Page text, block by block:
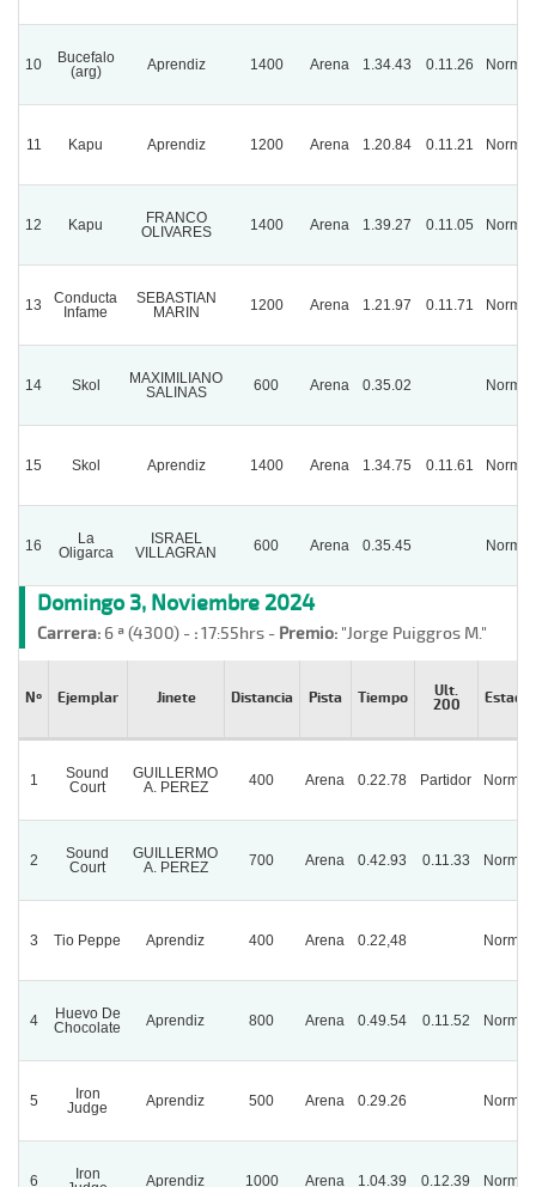
10
Bucefalo
(arg)
Aprendiz 1400 Arena 1.34.43 0.11.26 Normal
11 Kapu Aprendiz 1200 Arena 1.20.84 0.11.21 Normal
12 Kapu
FRANCO
OLIVARES
1400 Arena 1.39.27 0.11.05 Normal
13
Conducta
Infame
SEBASTIAN
MARIN
1200 Arena 1.21.97 0.11.71 Normal
14 Skol
MAXIMILIANO
SALINAS
600 Arena 0.35.02 Normal
15 Skol Aprendiz 1400 Arena 1.34.75 0.11.61 Normal
16
La
Oligarca
ISRAEL
VILLAGRAN
600 Arena 0.35.45 Normal
Domingo 3, Noviembre 2024
Carrera: 6 ª (4300) - :17:55hrs - Premio: "Jorge Puiggros M."
Nº Ejemplar Jinete Distancia Pista Tiempo
Ult.
200
Estado
1
Sound
Court
GUILLERMO
A. PEREZ
400 Arena 0.22.78 Partidor Normal
2
Sound
Court
GUILLERMO
A. PEREZ
700 Arena 0.42.93 0.11.33 Normal
3 Tio Peppe Aprendiz 400 Arena 0.22,48 Normal
4
Huevo De
Chocolate
Aprendiz 800 Arena 0.49.54 0.11.52 Normal
5
Iron
Judge
Aprendiz 500 Arena 0.29.26 Normal
6
Iron
Aprendiz 1000 Arena 1.04.39 0.12.39 Normal